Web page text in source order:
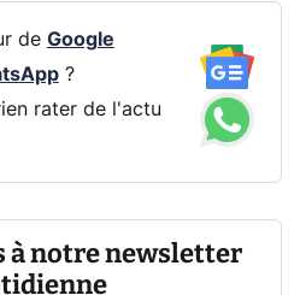
de Google
?
rater de l'actu
à notre newsletter